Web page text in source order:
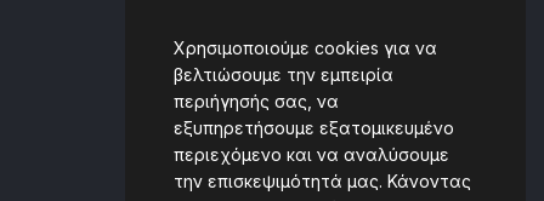
Χρησιμοποιούμε cookies για να
βελτιώσουμε την εμπειρία
περιήγησής σας, να
εξυπηρετήσουμε εξατομικευμένο
περιεχόμενο και να αναλύσουμε
την επισκεψιμότητά μας. Κάνοντας
Ταλιαδούρου 2, 431 00,
Καρδίτσα, GREECE
(+30) 6930 434059
[email protected]